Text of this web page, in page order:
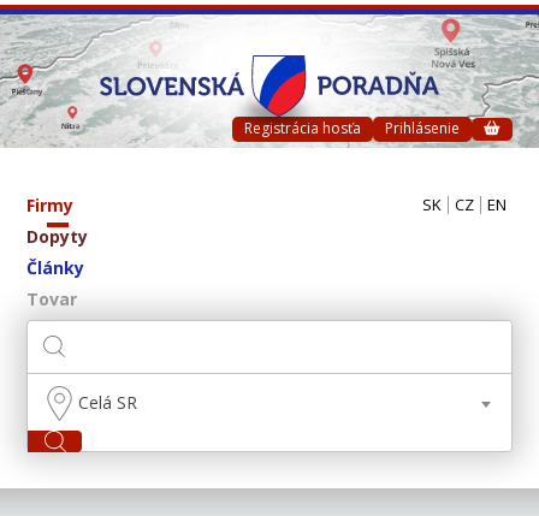
Registrácia hosťa Prihlásenie
Firmy
Dopyty
Články
Tovar
SK CZ EN
Celá SR